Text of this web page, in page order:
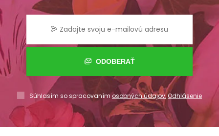
ODOBERAŤ
Súhlasím so spracovaním osobných údajov,Odhlásenie